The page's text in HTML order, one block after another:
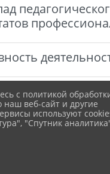
с политикой
веб-сайт и другие
используют
"Спутник